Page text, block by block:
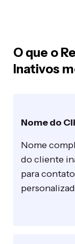
O que o
Inativos
Nome do
Nome
do cliente
para contato